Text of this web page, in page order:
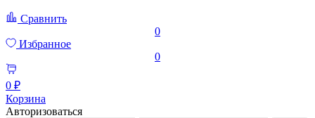
Сравнить
0
Избранное
0
0 ₽
Корзина
Авторизоваться